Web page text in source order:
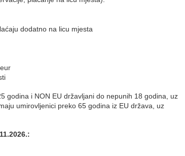
dodatno na licu mjesta
godina i NON EU državljani do nepunih 18 godina, uz
umirovljenici preko 65 godina iz EU država, uz